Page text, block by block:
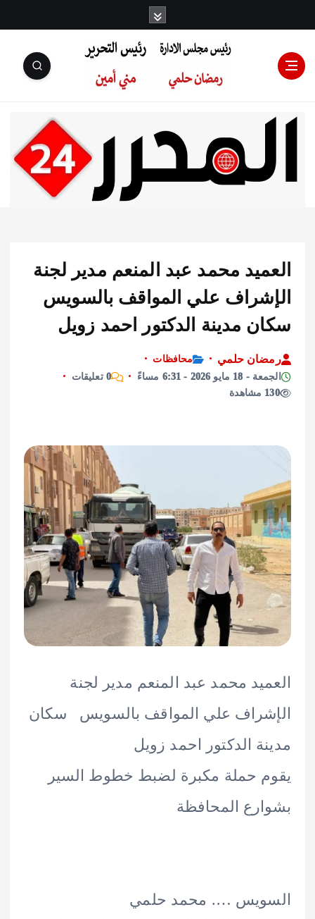
رئيس مجلس
الإدارة: رمضان
التحرير:مني أمين
محمد عبد المنعم مدير لجنة
علي المواقف بالسويس
مدينة الدكتور احمد زويل
حلمي
محافظات
2026 - 6:31 مساءً
0 تعليقات
محمد عبد المنعم مدير لجنة
علي المواقف بالسويس سكان
الدكتور احمد زويل
حملة مكبرة لضبط خطوط السير
المحافظة
…. محمد حلمي